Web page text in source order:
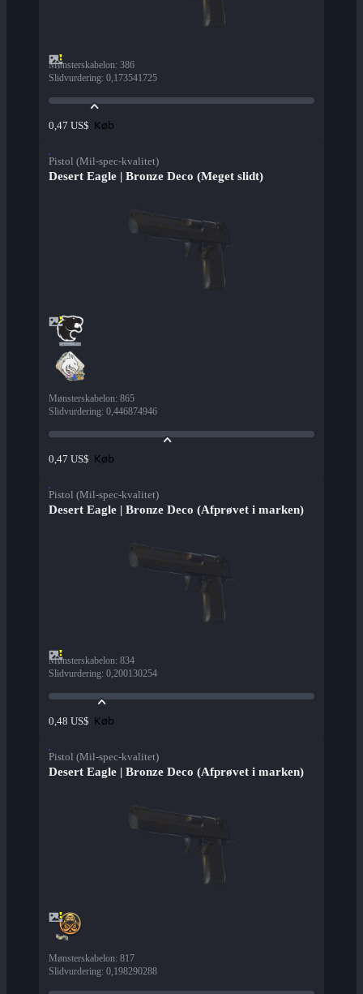
Mønsterskabelon: 386
Slidvurdering: 0,173541725
0,47 US$ Køb
Pistol (Mil-spec-kvalitet)
Desert Eagle | Bronze Deco (Meget slidt)
Mønsterskabelon: 865
Slidvurdering: 0,446874946
0,47 US$ Køb
Pistol (Mil-spec-kvalitet)
Desert Eagle | Bronze Deco (Afprøvet i marken)
Mønsterskabelon: 834
Slidvurdering: 0,200130254
0,48 US$ Køb
Pistol (Mil-spec-kvalitet)
Desert Eagle | Bronze Deco (Afprøvet i marken)
Mønsterskabelon: 817
Slidvurdering: 0,198290288